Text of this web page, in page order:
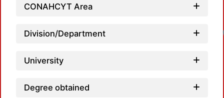
CONAHCYT Area
Division/Department
University
Degree obtained